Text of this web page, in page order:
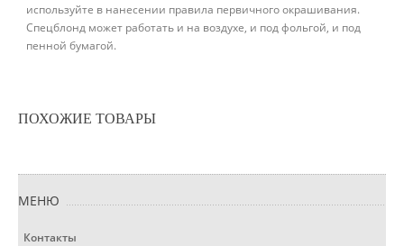
используйте в нанесении правила первичного окрашивания.
Спецблонд может работать и на воздухе, и под фольгой, и под
пенной бумагой.
ПОХОЖИЕ ТОВАРЫ
МЕНЮ
Контакты